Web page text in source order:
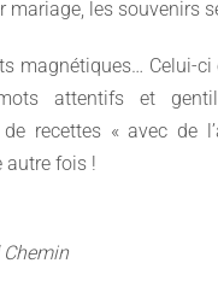
mariage, les souvenirs
magnétiques… Celui-ci
attentifs et
recettes « avec de
autre fois !